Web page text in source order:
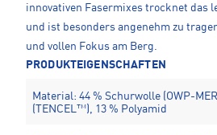
innovativen Fasermixes trocknet das
und ist besonders angenehm zu
und vollen Fokus am Berg.
PRODUKTEIGENSCHAFTEN
Material: 44 % Schurwolle (OWP-
(TENCEL™), 13 % Polyamid